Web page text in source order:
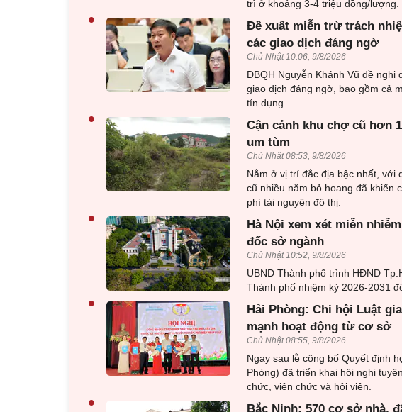
trì ở khoảng 3-4 triệu đồng/lượng.
•
Đề xuất miễn trừ trách
các giao dịch đáng ngờ
Chủ Nhật 10:06, 9/8/2026
ĐBQH Nguyễn Khánh Vũ đề nghị
giao dịch đáng ngờ, bao gồm cả
tín dụng.
•
Cận cảnh khu chợ cũ hơn
um tùm
Chủ Nhật 08:53, 9/8/2026
Nằm ở vị trí đắc địa bậc nhất, với
cũ nhiều năm bỏ hoang đã khiến
phí tài nguyên đô thị.
•
Hà Nội xem xét miễn
đốc sở ngành
Chủ Nhật 10:52, 9/8/2026
UBND Thành phố trình HĐND
Thành phố nhiệm kỳ 2026-2031
•
Hải Phòng: Chi hội Luật
mạnh hoạt động từ cơ sở
Chủ Nhật 08:55, 9/8/2026
Ngay sau lễ công bố Quyết định
Phòng) đã triển khai hội nghị
chức, viên chức và hội viên.
• Bắc Ninh: 570 cơ sở nhà,